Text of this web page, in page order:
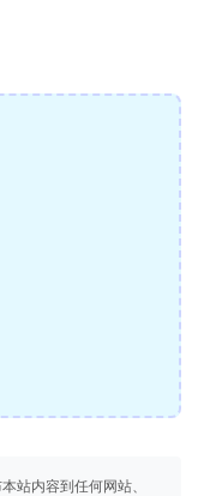
站内容到任何网站、